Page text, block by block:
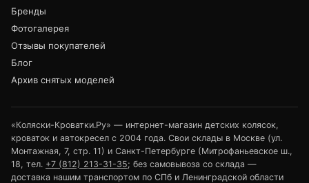
Бренды
Фотогалерея
Отзывы покупателей
Блог
Архив снятых моделей
«Коляски-Кроватки.Ру» — интернет-магазин детских колясок,
кроваток и автокресел с 2004 года. Свои склады в Москве (ул.
Монтажная, 7, стр. 11) и Санкт-Петербурге (Митрофаньевское ш.,
18, тел. +7 (812) 213-31-35; без самовывоза со склада —
доставка нашим транспортом по СПб и Ленинградской области